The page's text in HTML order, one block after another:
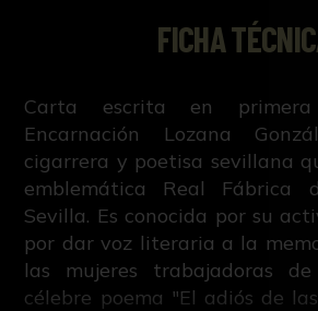
FICHA
Carta escrita en
Encarnación Lozana
cigarrera y poetisa sevillana
emblemática Real Fábrica
Sevilla. Es conocida por su
por dar voz literaria a la
las mujeres trabajadoras
célebre poema "El adiós de